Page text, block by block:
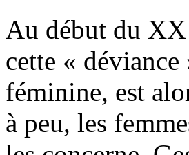
Au début du XX
cette «
féminine, est
à peu, les